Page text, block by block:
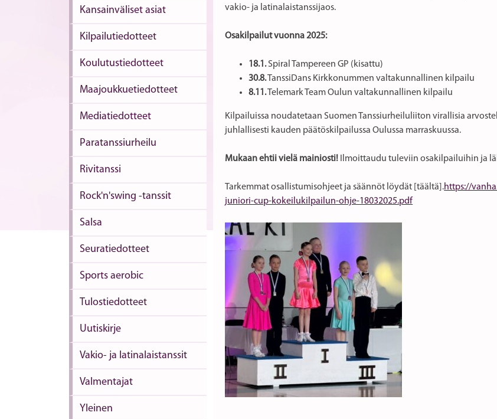
Kansainväliset asiat
Kilpailutiedotteet
Koulutustiedotteet
Maajoukkuetiedotteet
Mediatiedotteet
Paratanssiurheilu
Rivitanssi
Rock'n'swing -tanssit
Salsa
Seuratiedotteet
Sports aerobic
Tulostiedotteet
Uutiskirje
Vakio- ja latinalaistanssit
Valmentajat
Yleinen
vakio- ja latinalaistanssijaos.
Osakilpailut vuonna 2025:
18.1.Spiral Tampereen GP (kisattu)
30.8.TanssiDans Kirkkonummen valtakunnallinen kilpailu
8.11.Telemark Team Oulun valtakunnallinen kilpailu
Kilpailuissa noudatetaan Suomen Tanssiurheiluliiton virallisia
juhlallisesti kauden päätöskilpailussa Oulussa marraskuussa.
Mukaan ehtii vielä mainiosti! Ilmoittaudu tuleviin osakilpailuihin ja
Tarkemmat osallistumisohjeet ja säännöt löydät [täältä].https://
juniori-cup-kokeilukilpailun-ohje-18032025.pdf